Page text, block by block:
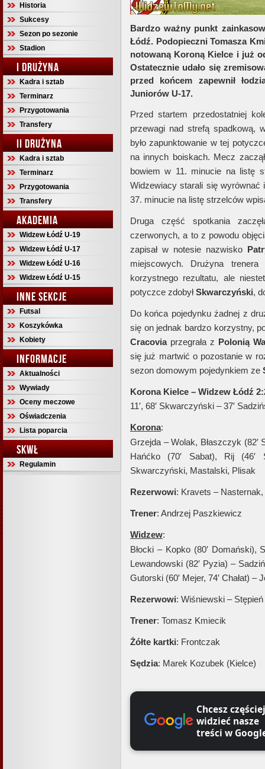
Historia
Sukcesy
Sezon po sezonie
Stadion
I DRUŻYNA
Kadra i sztab
Terminarz
Przygotowania
Transfery
II DRUŻYNA
Kadra i sztab
Terminarz
Przygotowania
Transfery
AKADEMIA
Widzew Łódź U-19
Widzew Łódź U-17
Widzew Łódź U-16
Widzew Łódź U-15
INNE SEKCJE
Futsal
Koszykówka
Kobiety
INFORMACJE
Aktualności
Wywiady
Oceny meczowe
Oświadczenia
Lista poparcia
SKWŁ
Regulamin
Bardzo ważny punkt
Łódź. Podopieczni Tomasza
notowaną Koroną Kielce i już
Ostatecznie udało się
przed końcem zapewnił
Juniorów U-17.
Przed startem przedostatniej
przewagi nad strefą spadkową,
było zapunktowanie w tej
na innych boiskach. Mecz
bowiem w 11. minucie na listę
Widzewiacy starali się wyrównać
37. minucie na listę strzelców
Druga część spotkania
czerwonych, a to z powodu
zapisał w notesie nazwisko
miejscowych. Drużyna
korzystnego rezultatu, ale
potyczce zdobyłSkwarczyński,
Do końca pojedynku żadnej z
się on jednak bardzo korzystny,
Cracoviaprzegrała z Polonią
się już martwić o pozostanie w
sezon domowym pojedynkiem ze
Korona Kielce – Widzew Łódź
11′, 68′ Skwarczyński – 37′
Korona:
Grzejda – Wolak, Błaszczyk (82′
Hańćko (70′ Sabat), Rij (46′
Skwarczyński, Mastalski, Plisak
Rezerwowi: Kravets –
Trener: Andrzej Paszkiewicz
Widzew:
Błocki – Kopko (80′ Domański),
Lewandowski (82′ Pyzia) –
Gutorski (60′ Mejer, 74′ Chałat)
Rezerwowi: Wiśniewski – Stępień
Trener: Tomasz Kmiecik
Żółte kartki: Frontczak
Sędzia: Marek Kozubek (Kielce)
Chcesz częściej
widzieć nasze
treści w